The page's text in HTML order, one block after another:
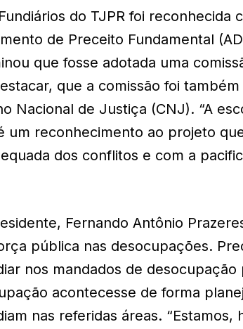
do TJPR foi reconhecida
de Preceito Fundamental
que fosse adotada uma
que a comissão foi
Nacional de Justiça (CNJ). “A
um reconhecimento ao projeto
dos conflitos e com a
Fernando Antônio
pública nas desocupações.
nos mandados de
acontecesse de forma
nas referidas áreas. “Estamos,